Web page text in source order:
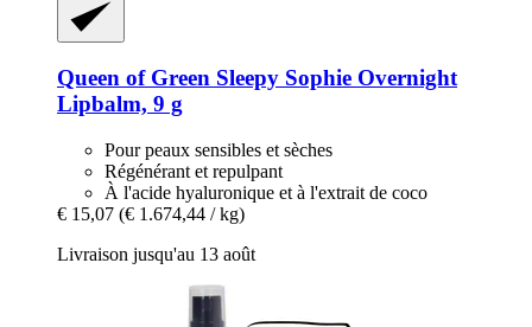
Queen of Green Sleepy Sophie Overnight
Lipbalm, 9 g
Pour peaux sensibles et sèches
Régénérant et repulpant
À l'acide hyaluronique et à l'extrait de coco
€ 15,07 (€ 1.674,44 / kg)
Livraison jusqu'au 13 août